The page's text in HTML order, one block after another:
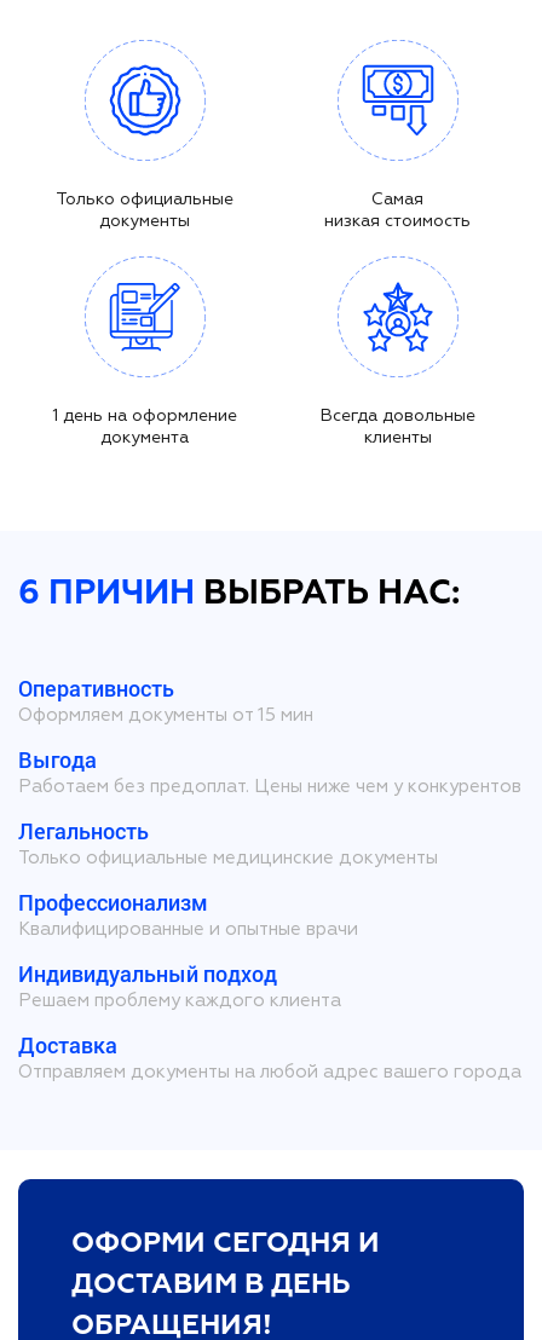
Только официальные
документы
Самая
низкая стоимость
1 день на оформление
документа
Всегда довольные
клиенты
6 ПРИЧИН ВЫБРАТЬ НАС:
Оперативность
Оформляем документы от 15 мин
Выгода
Работаем без предоплат. Цены ниже чем у конкурентов
Легальность
Только официальные медицинские документы
Профессионализм
Квалифицированные и опытные врачи
Индивидуальный подход
Решаем проблему каждого клиента
Доставка
Отправляем документы на любой адрес вашего города
ОФОРМИ СЕГОДНЯ И
ДОСТАВИМ В ДЕНЬ
ОБРАЩЕНИЯ!